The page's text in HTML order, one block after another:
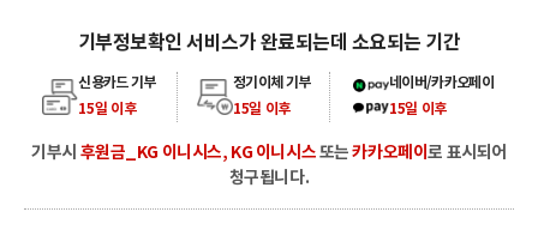
기부정보확인 서비스가 완료되는데 소요되는 기간
신용카드 기부
15일 이후
정기이체 기부
15일 이후
카카오페이, 네이버페이
네이버/카카오페이
15일 이후
기부시 후원금_KG 이니시스, KG 이니시스또는카카오페이로 표시되어
청구됩니다.